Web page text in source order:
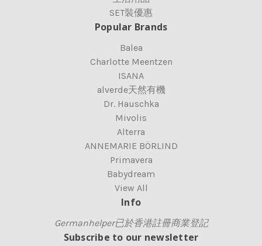
SET裝優惠
Popular Brands
Balea
Charlotte Meentzen
ISANA
alverde天然有機
Dr. Hauschka
Mivolis
Alterra
ANNEMARIE BÖRLIND
Primavera
Babydream
View All
Info
Germanhelper已於香港註冊商業登記
Subscribe to our newsletter